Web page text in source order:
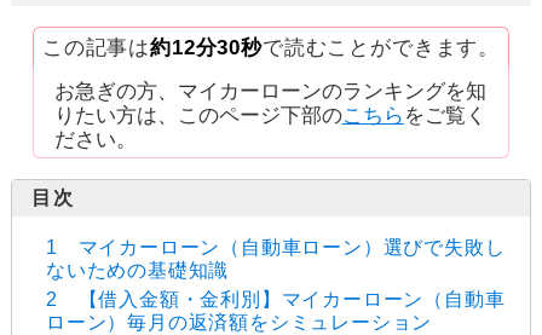
この記事は約12分30秒で読むことができます。
お急ぎの方、マイカーローンのランキングを知
りたい方は、このページ下部のこちら をご覧く
ださい。
1 マイカーローン（自動車ローン）選びで失敗し
ないための基礎知識
2 【借入金額・金利別】マイカーローン（自動車
ローン）毎月の返済額をシミュレーション